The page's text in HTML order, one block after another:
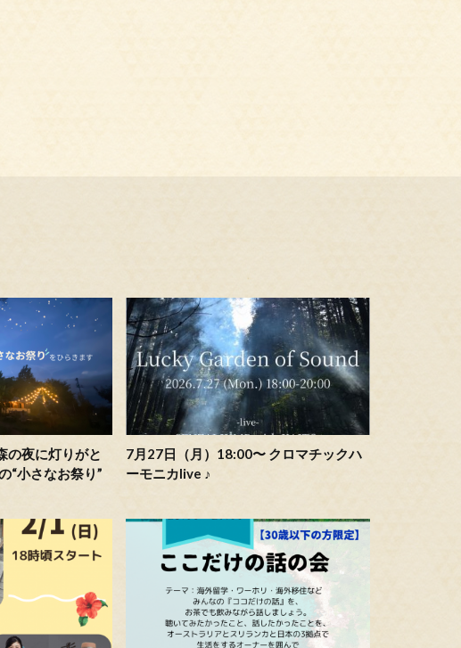
の夜に灯りがと
“小さなお祭り”
7月27日（月）18:00〜 クロマチックハ
ーモニカlive ♪